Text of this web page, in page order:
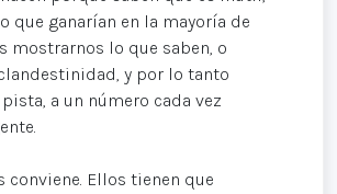
que ganarían en la mayoría de
mostrarnos lo que saben, o
y por lo tanto
a un número cada vez
conviene. Ellos tienen que